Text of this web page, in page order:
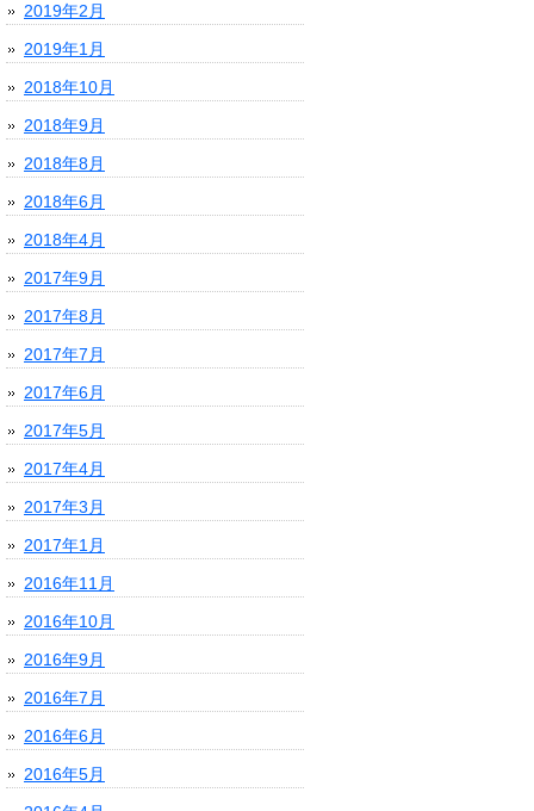
2019年2月
2019年1月
2018年10月
2018年9月
2018年8月
2018年6月
2018年4月
2017年9月
2017年8月
2017年7月
2017年6月
2017年5月
2017年4月
2017年3月
2017年1月
2016年11月
2016年10月
2016年9月
2016年7月
2016年6月
2016年5月